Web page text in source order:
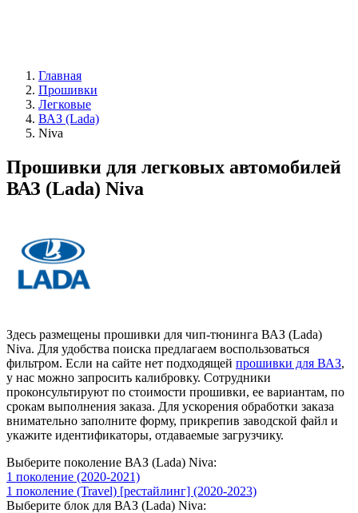
Главная
Прошивки
Легковые
ВАЗ (Lada)
Niva
Прошивки для легковых автомобилей
ВАЗ (Lada) Niva
Здесь размещены прошивки для чип-тюнинга ВАЗ (Lada)
Niva. Для удобства поиска предлагаем воспользоваться
фильтром. Если на сайте нет подходящей прошивки для ВАЗ,
у нас можно запросить калибровку. Сотрудники
проконсультируют по стоимости прошивки, ее вариантам, по
срокам выполнения заказа. Для ускорения обработки заказа
внимательно заполните форму, прикрепив заводской файл и
укажите идентификаторы, отдаваемые загрузчику.
Выберите поколение ВАЗ (Lada) Niva:
1 поколение (2020-2021)
1 поколение (Travel) [рестайлинг] (2020-2023)
Выберите блок для ВАЗ (Lada) Niva: